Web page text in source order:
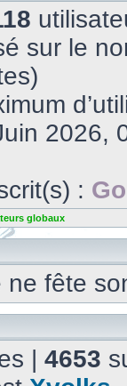
sur le
2026,
:
globaux
fête
| 4653